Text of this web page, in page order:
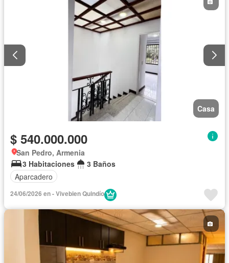
Casa
$ 540.000.000
San Pedro, Armenia
3 Habitaciones
3 Baños
Aparcadero
24/06/2026 en - Vivebien Quindío